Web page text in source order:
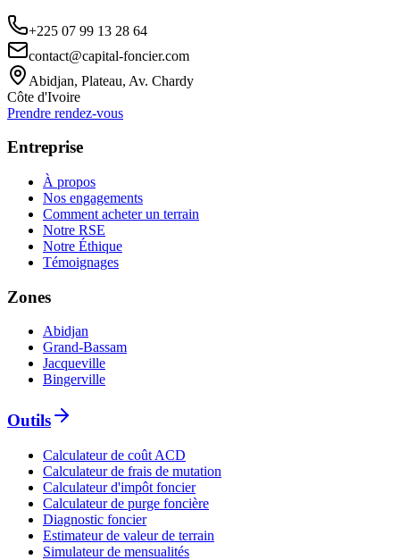
+225 07 99 13 28 64
contact@capital-foncier.com
Abidjan, Plateau, Av. Chardy
Côte d'Ivoire
Prendre rendez-vous
Entreprise
À propos
Nos engagements
Comment acheter un terrain
Notre RSE
Notre Éthique
Témoignages
Zones
Abidjan
Grand-Bassam
Jacqueville
Bingerville
Outils
Calculateur de coût ACD
Calculateur de frais de mutation
Calculateur d'impôt foncier
Calculateur de purge foncière
Diagnostic foncier
Estimateur de valeur de terrain
Simulateur de mensualités